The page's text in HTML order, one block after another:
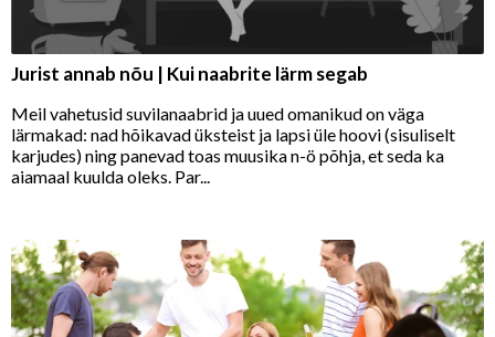
Jurist annab nõu | Kui naabrite lärm segab
Meil vahetusid suvilanaabrid ja uued omanikud on väga
lärmakad: nad hõikavad üksteist ja lapsi üle hoovi (sisuliselt
karjudes) ning panevad toas muusika n-ö põhja, et seda ka
aiamaal kuulda oleks. Par...